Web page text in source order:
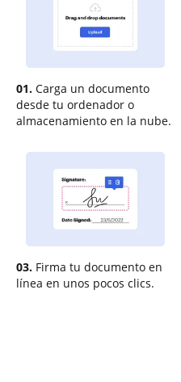
01. Carga un documento
desde tu ordenador o
almacenamiento en la nube.
03. Firma tu documento en
línea en unos pocos clics.